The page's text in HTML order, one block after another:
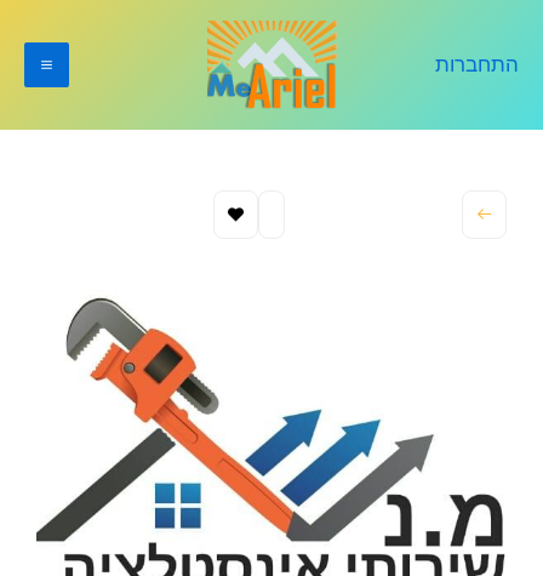
התחברות